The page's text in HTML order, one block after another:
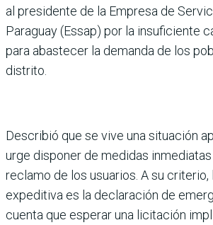
al presidente de la Empresa de
Paraguay (Essap) por la insuficiente
para abastecer la demanda de los
distrito.
Describió que se vive una situación
urge disponer de medidas inmediatas
reclamo de los usuarios. A su criterio,
expeditiva es la declaración de
cuenta que esperar una licitación